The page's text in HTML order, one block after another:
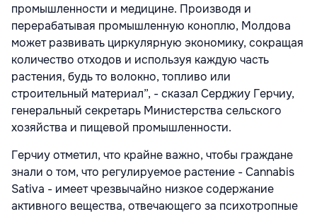
промышленности и медицине. Производя и
перерабатывая промышленную коноплю, Молдова
может развивать циркулярную экономику, сокращая
количество отходов и используя каждую часть
растения, будь то волокно, топливо или
строительный материал”, - сказал Серджиу Герчиу,
генеральный секретарь Министерства сельского
хозяйства и пищевой промышленности.
Герчиу отметил, что крайне важно, чтобы граждане
знали о том, что регулируемое растение - Cannabis
Sativa - имеет чрезвычайно низкое содержание
активного вещества, отвечающего за психотропные